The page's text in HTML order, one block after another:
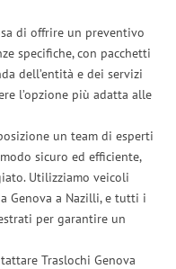
di offrire un preventivo
specifiche, con pacchetti
dell’entità e dei servizi
l’opzione più adatta alle
un team di esperti
sicuro ed efficiente,
Utilizziamo veicoli
Genova a Nazilli, e tutti i
per garantire un
Traslochi Genova